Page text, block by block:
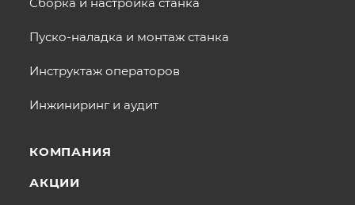
Пуско-наладка и монтаж станка
Инструктаж операторов
Инжиниринг и аудит
КОМПАНИЯ
АКЦИИ